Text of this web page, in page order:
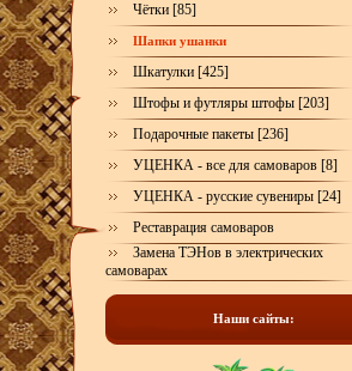
Чётки [85]
Шапки ушанки
Шкатулки [425]
Штофы и футляры штофы [203]
Подарочные пакеты [236]
УЦЕНКА - все для самоваров [8]
УЦЕНКА - русские сувениры [24]
Реставрация самоваров
Замена ТЭНов в электрических
самоварах
Наши сайты: